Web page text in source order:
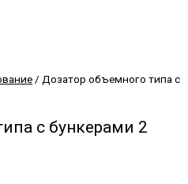
/ Дозатор объемного типа с
с бункерами 2